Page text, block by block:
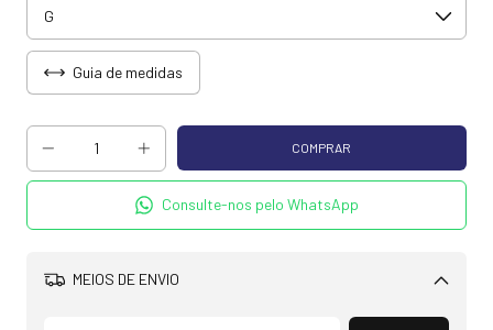
Guia de medidas
Consulte-nos pelo WhatsApp
MEIOS DE ENVIO
Alterar CEP